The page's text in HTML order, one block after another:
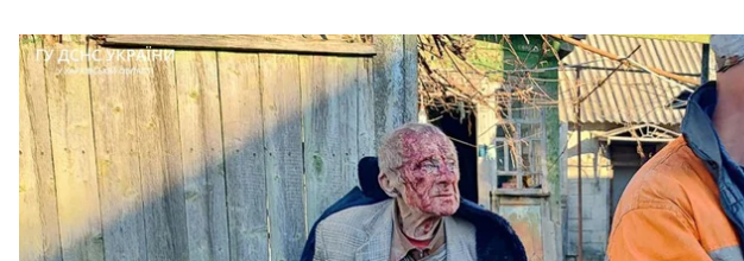
россияне обстреляли Казачью Лопань в Харьковской области, 14
ГУ ГСНС в Харьковской области
Утром 14 ноября российские войска обстреляли поселок Казачья
Известно о трех раненых.
Об этом сообщили глава Харьковской ОВАОлег СинегубовиМВД.
По данным правоохранителей, в результате обстрела были